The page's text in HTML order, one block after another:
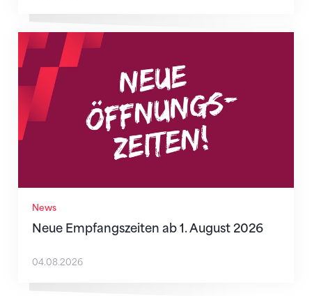
News
Neue Empfangszeiten ab 1. August 2026
Neue Empfangszeiten ab 1. August 2026
04.08.2026